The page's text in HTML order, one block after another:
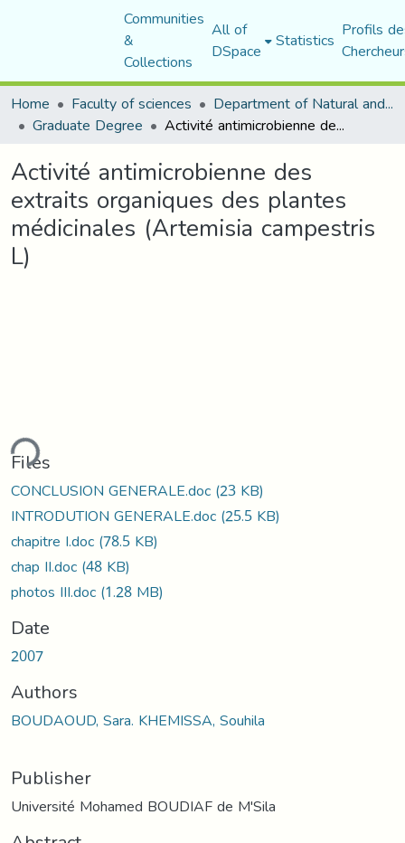
Communities
&
Collections
All of
DSpace Statistics Profils
Home
Faculty of sciences Department of Natural and Life Sciences
Graduate Degree Activité antimicrobienne des extraits organiques des plantes médicinales (Artemisia campestris L)
Activité antimicrobienne des
extraits organiques des plantes
médicinales (Artemisia campestris
L)
Files
CONCLUSION GENERALE.doc(23 KB)
INTRODUTION GENERALE.doc(25.5 KB)
chapitre I.doc(78.5 KB)
chap II.doc(48 KB)
photos III.doc(1.28 MB)
Date
2007
Authors
BOUDAOUD, Sara. KHEMISSA, Souhila
Publisher
Université Mohamed BOUDIAF de M'Sila